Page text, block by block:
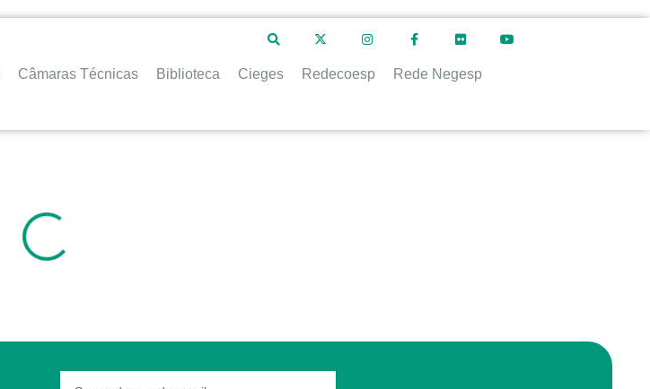
Câmaras Técnicas Biblioteca Cieges Redecoesp Rede Negesp